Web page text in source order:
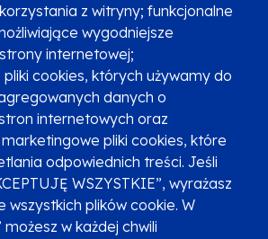
z witryny; funkcjonalne
wygodniejsze
internetowej;
cookies, których używamy do
danych o
internetowych oraz
pliki cookies, które
odpowiednich treści. Jeśli
WSZYSTKIE”, wyrażasz
wszystkich plików cookie. W
możesz w każdej chwili
niezgodności z KPP i KPON
Fundusze SMS-em
pytania
Promocja projektu
Poznaj Fundusze 2014-2020
Polityka prywatności